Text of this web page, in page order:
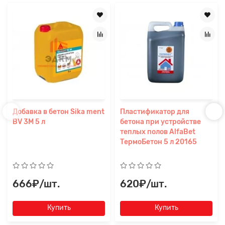
Добавка в бетон Sika ment
BV 3M 5 л
666₽/шт.
Купить
Пластификатор для
бетона при устройстве
теплых полов AlfaBet
ТермоБетон 5 л 20165
620₽/шт.
Купить